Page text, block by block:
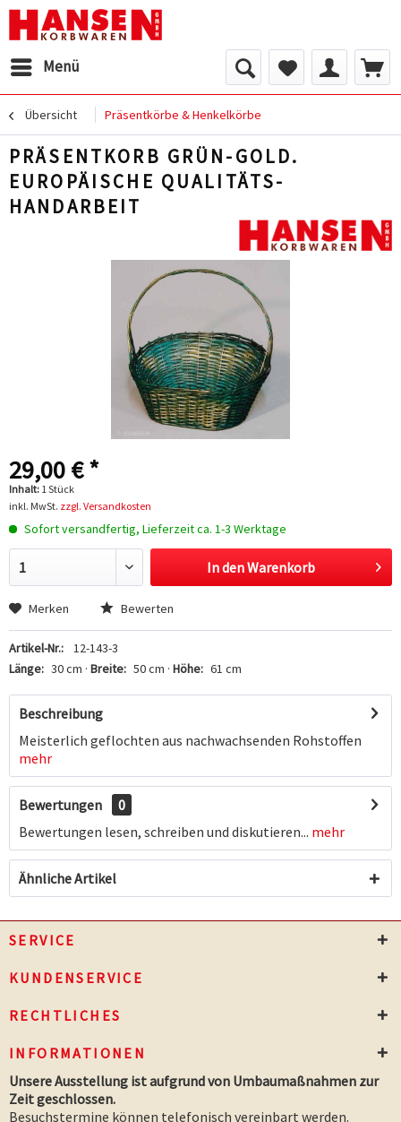
Menü
Übersicht Präsentkörbe & Henkelkörbe
PRÄSENTKORB GRÜN-GOLD.
EUROPÄISCHE QUALITÄTS-
HANDARBEIT
29,00 € *
Inhalt: 1 Stück
inkl. MwSt. zzgl. Versandkosten
Sofort versandfertig, Lieferzeit ca. 1-3 Werktage
In denWarenkorb
Merken Bewerten
Artikel-Nr.:
12-143-3
Länge: 30 cm · Breite: 50 cm · Höhe: 61 cm
Beschreibung
Meisterlich geflochten aus nachwachsenden Rohstoffen
mehr
Bewertungen
0
Bewertungen lesen, schreiben und diskutieren... mehr
Ähnliche Artikel
SERVICE
KUNDENSERVICE
RECHTLICHES
INFORMATIONEN
Unsere Ausstellung ist aufgrund von Umbaumaßnahmen zur
Zeit geschlossen.
Besuchstermine können telefonisch vereinbart werden.